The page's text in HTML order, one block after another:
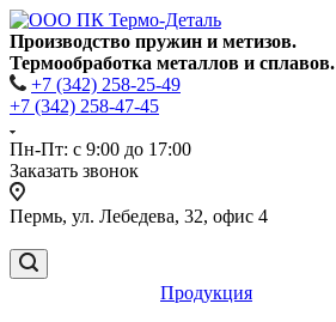
Производство пружин и метизов.
Термообработка металлов и сплавов.
+7 (342) 258-25-49
+7 (342) 258-47-45
Пн-Пт: с 9:00 до 17:00
Заказать звонок
Пермь, ул. Лебедева, 32, офис 4
Продукция